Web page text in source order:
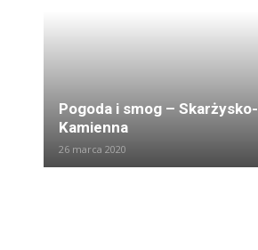
Pogoda i smog – Skarżysko-
Kamienna
26 marca 2020